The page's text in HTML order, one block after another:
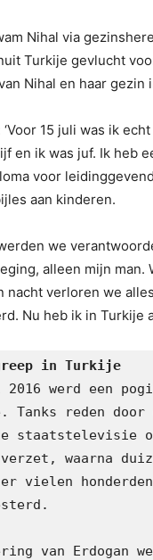
Nihal via
Turkije gevlucht
Nihal en haar gezin
15 juli was ik
en ik was juf. Ik heb
voor
aan kinderen.
we
alleen mijn man.
nacht verloren we
Nu heb ik in Turkije
in Turkije
werd een
Tanks reden
de staatstelevisie
waarna
vielen
van Erdogan